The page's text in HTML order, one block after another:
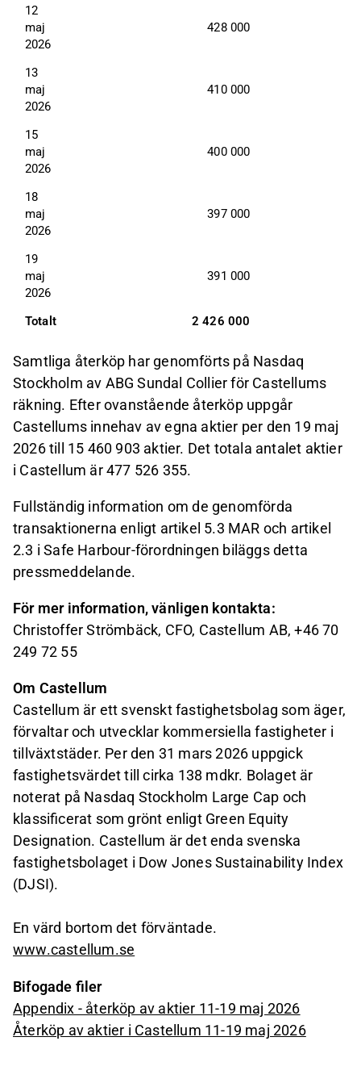
12
maj
2026
428 000
13
maj
2026
410 000
15
maj
2026
400 000
18
maj
2026
397 000
19
maj
2026
391 000
Totalt 2 426 000
Samtliga återköp har genomförts på Nasdaq
Stockholm av ABG Sundal Collier för Castellums
räkning. Efter ovanstående återköp uppgår
Castellums innehav av egna aktier per den 19 maj
2026 till 15 460 903 aktier. Det totala antalet aktier
i Castellum är 477 526 355.
Fullständig information om de genomförda
transaktionerna enligt artikel 5.3 MAR och artikel
2.3 i Safe Harbour-förordningen biläggs detta
pressmeddelande.
För mer information, vänligen kontakta:
Christoffer Strömbäck, CFO, Castellum AB, +46 70
249 72 55
Om Castellum
Castellum är ett svenskt fastighetsbolag som äger,
förvaltar och utvecklar kommersiella fastigheter i
tillväxtstäder. Per den 31 mars 2026 uppgick
fastighetsvärdet till cirka 138 mdkr. Bolaget är
noterat på Nasdaq Stockholm Large Cap och
klassificerat som grönt enligt Green Equity
Designation. Castellum är det enda svenska
fastighetsbolaget i Dow Jones Sustainability Index
(DJSI).
En värd bortom det förväntade.
www.castellum.se
Bifogade filer
Appendix - återköp av aktier 11-19 maj 2026
Återköp av aktier i Castellum 11-19 maj 2026